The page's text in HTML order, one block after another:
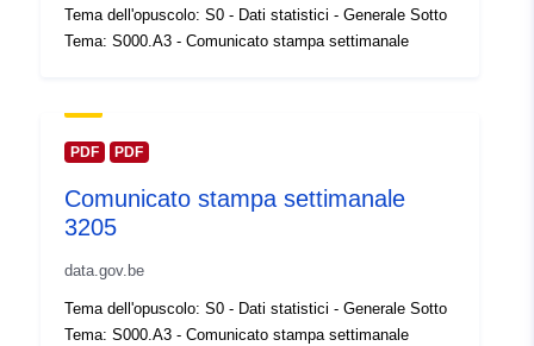
Spaziale: Coordinate: [ [ 2.54, 51.51 ], [
Identificatori: Q23494#ID
Diritti di accesso: public
Tema dell'opuscolo: S0 - Dati statistici - Generale Sotto
Tema: S000.A3 - Comunicato stampa settimanale
PDF PDF
Comunicato stampa settimanale
3205
data.gov.be
Tema dell'opuscolo: S0 - Dati statistici - Generale Sotto
Tema: S000.A3 - Comunicato stampa settimanale